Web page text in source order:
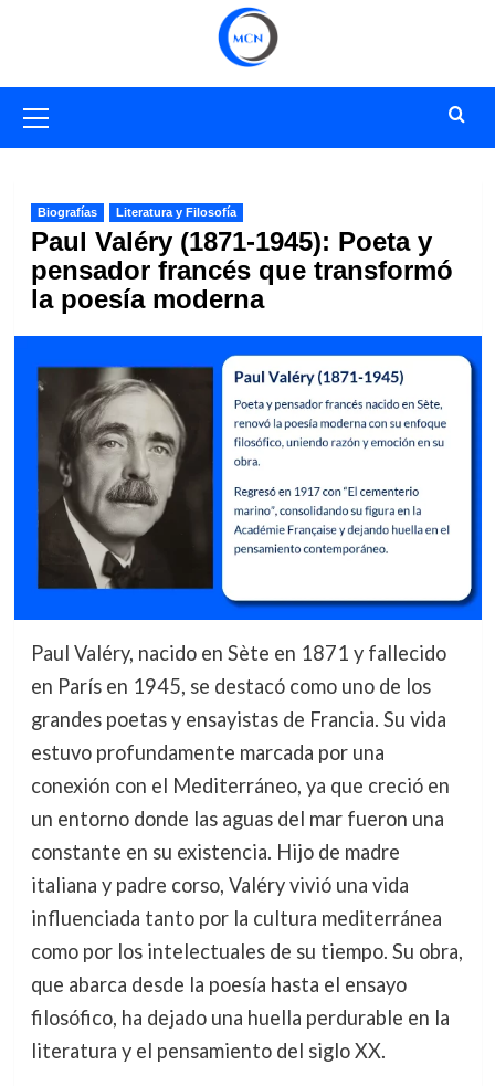
primario
Biografías Literatura y Filosofía
Paul Valéry (1871-1945): Poeta y
pensador francés que transformó
la poesía moderna
Paul Valéry, nacido en Sète en 1871 y fallecido
en París en 1945, se destacó como uno de los
grandes poetas y ensayistas de Francia. Su vida
estuvo profundamente marcada por una
conexión con el Mediterráneo, ya que creció en
un entorno donde las aguas del mar fueron una
constante en su existencia. Hijo de madre
italiana y padre corso, Valéry vivió una vida
influenciada tanto por la cultura mediterránea
como por los intelectuales de su tiempo. Su obra,
que abarca desde la poesía hasta el ensayo
filosófico, ha dejado una huella perdurable en la
literatura y el pensamiento del siglo XX.